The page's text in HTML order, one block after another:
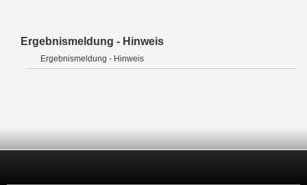
Ergebnismeldung - Hinweis
Ergebnismeldung - Hinweis